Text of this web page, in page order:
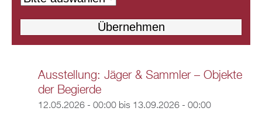
Ausstellung: Jäger & Sammler – Objekte
der Begierde
12.05.2026 - 00:00bis 13.09.2026 - 00:00